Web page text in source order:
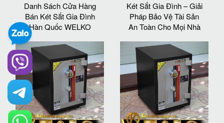
Danh Sách Cửa Hàng
Bán Két Sắt Gia Đình
Hàn Quốc WELKO
Két Sắt Gia Đình – Giải
Pháp Bảo Vệ Tài Sản
An Toàn Cho Mọi Nhà